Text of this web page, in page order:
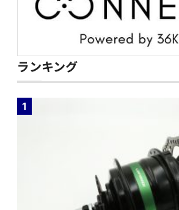
ランキング
1